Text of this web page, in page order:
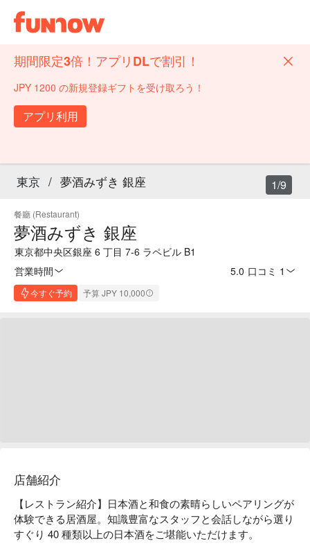
期間限定3倍！アプリDLで割引！
JPY 1200 の新規登録ギフトを受け取ろう！
アプリ利用
東京 / 夢酒みずき 銀座
餐廳 (Restaurant)
夢酒みずき 銀座
東京都中央区銀座 6 丁目 7-6 ラペビル B1
営業時間
5.0 口コミ 1
今すぐ予約 予算 JPY 10,000
1/9
店舗紹介
【レストラン紹介】日本酒と和食の素晴らしいペアリングが
体験できる居酒屋。知識豊富なスタッフと会話しながら選り
すぐり 40 種類以上の日本酒をご堪能いただけます。